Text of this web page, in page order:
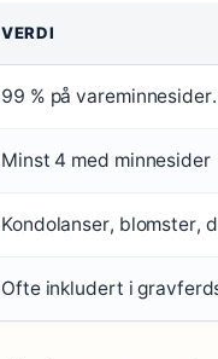
VERDI
99 % på
Minst 4 med minnesider
Kondolanser, blomster,
Ofte inkludert i